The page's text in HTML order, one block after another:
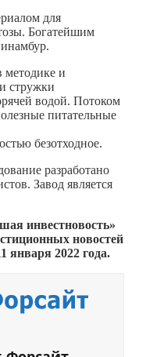
для
Богатейшим
методике и
стружки
водой. Потоком
питательные
безотходное.
разработано
Завод является
инвестновость»
новостей
января 2022 года.